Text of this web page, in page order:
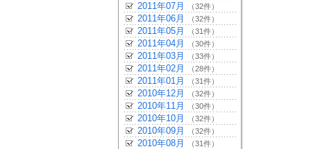
2011年07月 （32件）
2011年06月 （32件）
2011年05月 （31件）
2011年04月 （30件）
2011年03月 （33件）
2011年02月 （28件）
2011年01月 （31件）
2010年12月 （32件）
2010年11月 （30件）
2010年10月 （32件）
2010年09月 （32件）
2010年08月 （31件）